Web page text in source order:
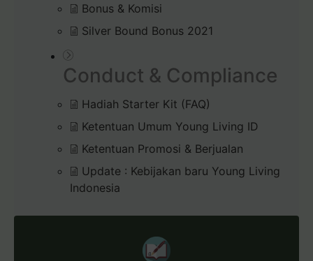
Bonus & Komisi
Silver Bound Bonus 2021
Conduct & Compliance
Hadiah Starter Kit (FAQ)
Ketentuan Umum Young Living ID
Ketentuan Promosi & Berjualan
Update : Kebijakan baru Young Living
Indonesia